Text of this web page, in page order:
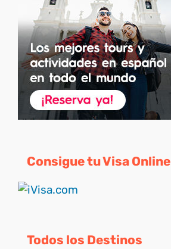
Consigue tu Visa Online
Todos los Destinos